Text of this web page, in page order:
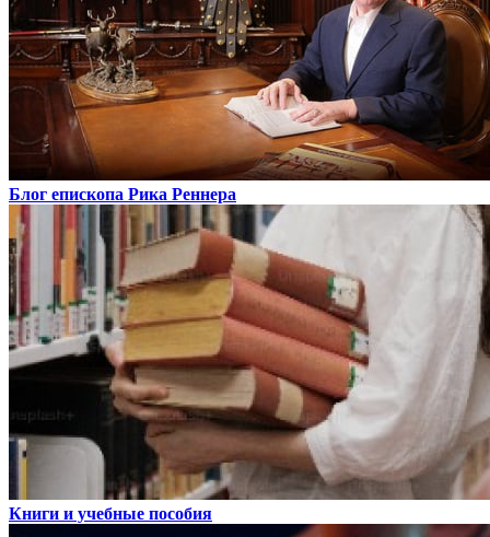
Блог епископа Рика Реннера
Книги и учебные пособия